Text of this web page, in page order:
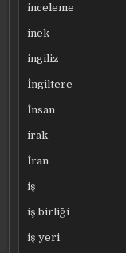
inceleme
inek
ingiliz
İngiltere
İnsan
irak
İran
iş
iş birliği
iş yeri